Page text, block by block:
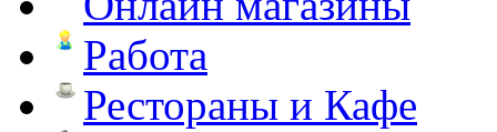
Работа
Рестораны и Кафе